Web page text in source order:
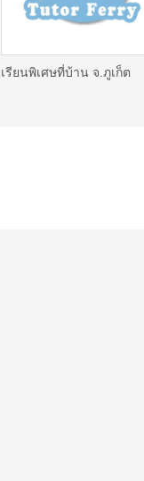
เรียนพิเศษที่บ้าน จ.ภูเก็ต